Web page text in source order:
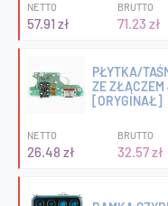
NETTO
57.91 zł
BRUTTO
71.23 zł
PŁYTKA/
ZE
[ORYGINAŁ]
NETTO
26.48 zł
BRUTTO
32.57 zł